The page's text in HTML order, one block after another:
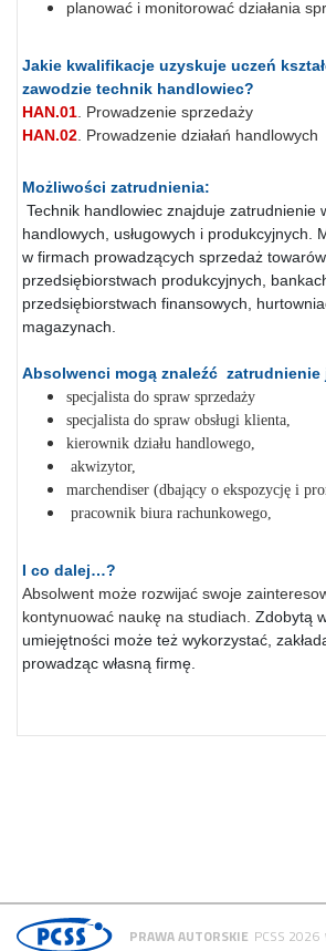
planować i monitorować działania
Jakie kwalifikacje uzyskuje uczeń
zawodzie technik handlowiec?
HAN.01 . Prowadzenie sprzedaży
HAN.02 . Prowadzenie działań handlowych
Możliwości zatrudnienia:
Technik handlowiec znajduje zatrudnienie
handlowych, usługowych i produkcyjnych.
w firmach prowadzących sprzedaż towarów
przedsiębiorstwach produkcyjnych,
przedsiębiorstwach finansowych,
magazynach.
Absolwenci mogą znaleźć zatrudnienie
specjalista do spraw sprzedaży
specjalista do spraw obsługi klienta,
kierownik działu handlowego,
akwizytor,
marchendiser (dbający o ekspozycję i
pracownik biura rachunkowego,
I co dalej…?
Absolwent może rozwijać swoje
kontynuować naukę na studiach. Zdobytą
umiejętności może też wykorzystać,
prowadząc własną firmę.
PRAWA AUTORSKIE PCSS 2026